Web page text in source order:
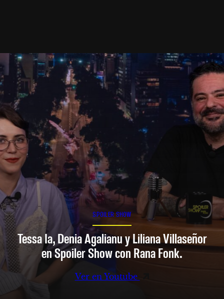
SPOILER SHOW
Tessa Ia, Denia Agalianu y Liliana Villaseñor
en Spoiler Show con Rana Fonk.
Ver en Youtube